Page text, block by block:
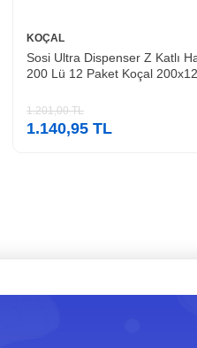
KOÇAL
Sosi Ultra Dispenser Z Katlı
200 Lü 12 Paket Koçal 200x12
1.201,00TL
1.140,95 TL